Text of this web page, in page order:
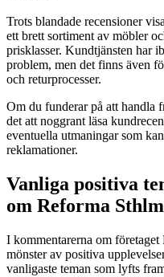
Trots blandade recensioner
ett brett sortiment av möbler
prisklasser. Kundtjänsten har
problem, men det finns även
och returprocesser.
Om du funderar på att handla
det att noggrant läsa
eventuella utmaningar som
reklamationer.
Vanliga positiva
om Reforma Sthlm
I kommentarerna om
mönster av positiva
vanligaste teman som lyfts